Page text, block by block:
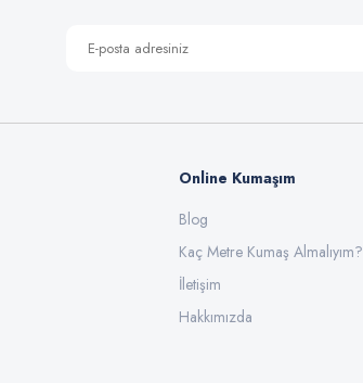
Gönder
Online Kumaşım
Blog
Kaç Metre Kumaş Almalıyım?
İletişim
Hakkımızda